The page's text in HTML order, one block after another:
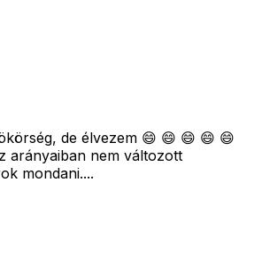
de élvezem 😄 😄 😄 😄 😄
arányaiban nem változott
mondani....